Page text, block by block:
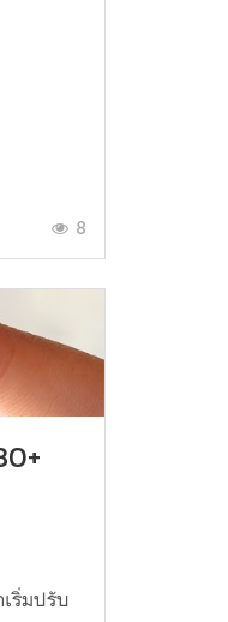
8
ริ่มปรับ